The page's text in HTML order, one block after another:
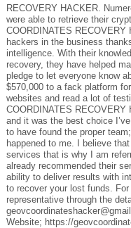
RECOVERY HACKER.
were able to retrieve their
COORDINATES
hackers in the business
intelligence. With their
recovery, they have helped
pledge to let everyone know
$570,000 to a fack platform
websites and read a lot of
COORDINATES
and it was the best choice
to have found the proper
happened to me. I believe
services that is why I am
already recommended their
ability to deliver results with
to recover your lost funds.
representative through the
Website; https://